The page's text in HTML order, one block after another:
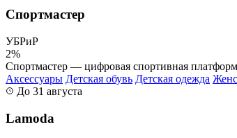
Спортмастер
УБРиР
2%
Спортмастер — цифровая спортивная
Аксессуары Детская обувь Детская одежда
До 31 августа
Lamoda